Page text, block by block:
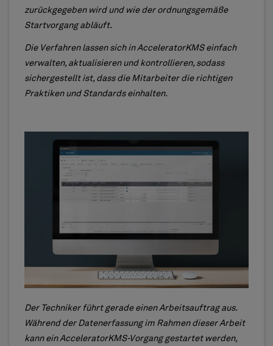
zurückgegeben wird und wie der ordnungsgemäße
Startvorgang abläuft.
Die Verfahren lassen sich in AcceleratorKMS einfach
verwalten, aktualisieren und kontrollieren, sodass
sichergestellt ist, dass die Mitarbeiter die richtigen
Praktiken und Standards einhalten.
Der Techniker führt gerade einen Arbeitsauftrag aus.
Während der Datenerfassung im Rahmen dieser Arbeit
kann ein AcceleratorKMS-Vorgang gestartet werden,